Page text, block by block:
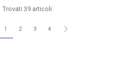
Trovati 39 articoli
1 2 3 4